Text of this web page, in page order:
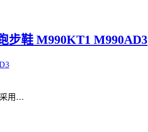
步鞋 M990KT1 M990AD3
采用…